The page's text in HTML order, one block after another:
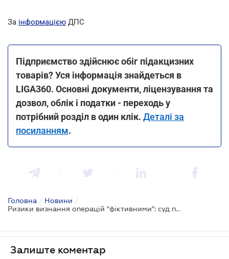
За інформацією ДПС
Підприємство здійснює обіг підакцизних
товарів? Уся інформація знайдеться в
LIGA360. Основні документи, ліцензування та
дозвол, облік і податки - переходь у
потрібний розділ в один клік. Деталі за
посиланням.
Головна / Новини /
Ризики визнання операцій "фіктивними": суд підтримав позицію податківців щодо визнання договору поставки недійсним
Залиште коментар